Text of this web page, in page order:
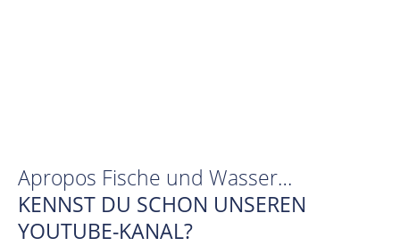
Apropos Fische und Wasser…
KENNST DU SCHON UNSEREN
YOUTUBE-KANAL?